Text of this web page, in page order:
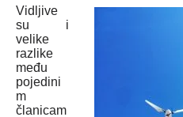
Vidljive
su i
velike
razlike
među
pojedini
m
članicam